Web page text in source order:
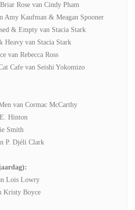
Rose van Cindy Pham
Amy Kaufman & Meagan Spooner
& Empty van Stacia Stark
Heavy van Stacia Stark
van Rebecca Ross
Cafe van Seishi Yokomizo
van Cormac McCarthy
Hinton
Smith
P. Djéli Clark
Lois Lowry
Kristy Boyce